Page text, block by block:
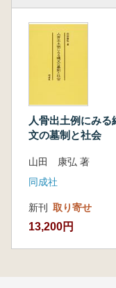
人骨出土例にみる
文の墓制と社会
山田 康弘 著
同成社
新刊 取り寄せ
13,200円